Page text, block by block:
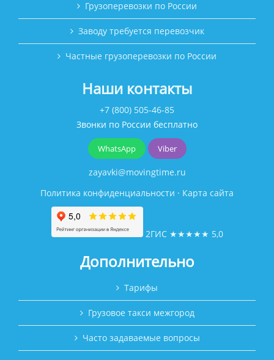
Грузоперевозки по России
Заводу требуется перевозчик
Частные грузоперевозки по России
Наши контакты
+7 (800) 505-46-85
Звонки по России бесплатно
WhatsApp Viber
zayavki@movingtime.ru
Политика конфиденциальности · Карта сайта
2ГИС ★★★★★ 5,0
Дополнительно
Тарифы
Грузовое такси межгород
Часто задаваемые вопросы